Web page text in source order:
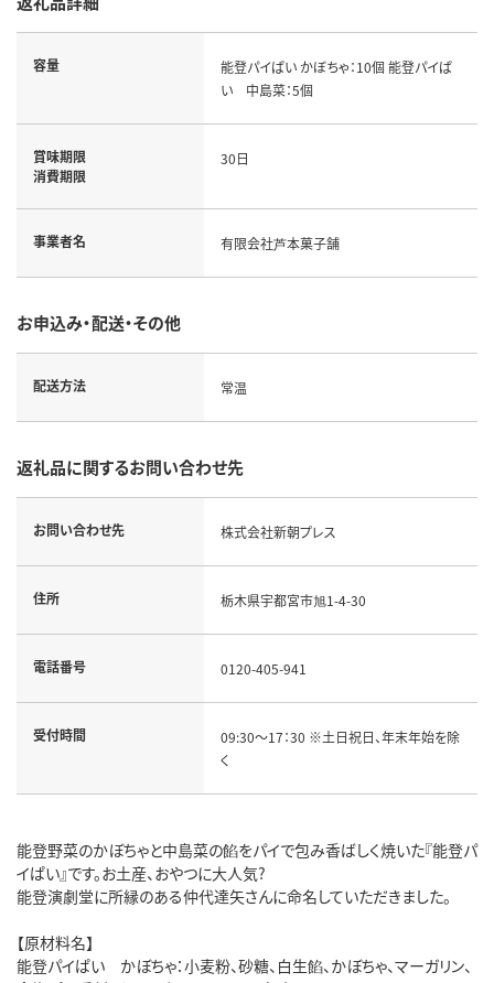
容量
能登パイぱい かぼちゃ：10個 能登パイぱ
い 中島菜：5個
賞味期限
消費期限
30日
事業者名 有限会社芦本菓子舗
お申込み・配送・その他
配送方法 常温
返礼品に関するお問い合わせ先
お問い合わせ先 株式会社新朝プレス
住所 栃木県宇都宮市旭1-4-30
電話番号 0120-405-941
受付時間
09:30～17：30 ※土日祝日、年末年始を除
く
能登野菜のかぼちゃと中島菜の餡をパイで包み香ばしく焼いた『能登パ
イぱい』です。お土産、おやつに大人気?
能登演劇堂に所縁のある仲代達矢さんに命名していただきました。
【原材料名】
能登パイぱい かぼちゃ：小麦粉、砂糖、白生餡、かぼちゃ、マーガリン、